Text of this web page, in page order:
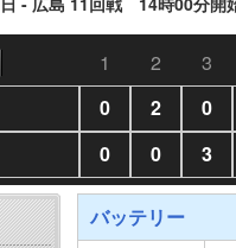
1 2 3
0 2 0
0 0 3
バッテリー